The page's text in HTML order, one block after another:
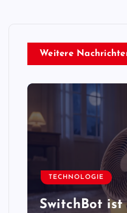
Weitere
TECHNOLOGIE
SwitchBot ist